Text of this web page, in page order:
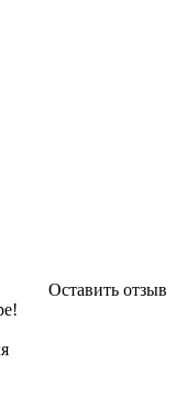
Оставить отзыв